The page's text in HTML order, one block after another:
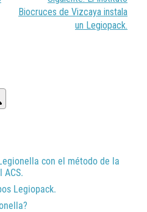
Biocruces de Vizcaya instala
un Legiopack.
con el método de la
Legiopack.